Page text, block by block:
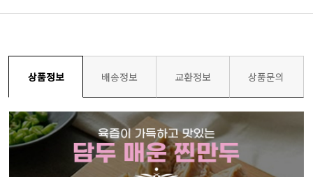
상품정보 배송정보 교환정보 상품문의